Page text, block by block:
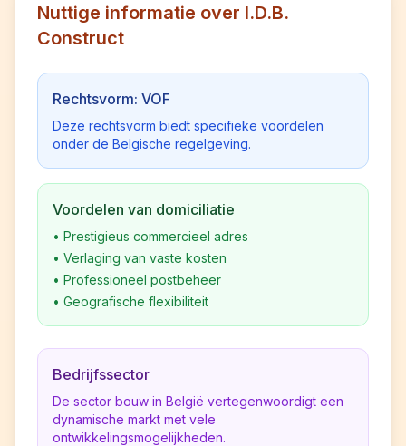
Nuttige informatie over I.D.B.
Construct
Rechtsvorm: VOF
Deze rechtsvorm biedt specifieke voordelen
onder de Belgische regelgeving.
Voordelen van domiciliatie
• Prestigieus commercieel adres
• Verlaging van vaste kosten
• Professioneel postbeheer
• Geografische flexibiliteit
Bedrijfssector
De sector bouw in België vertegenwoordigt een
dynamische markt met vele
ontwikkelingsmogelijkheden.